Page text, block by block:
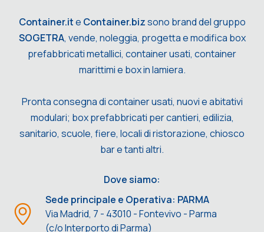
Container.ite Container.bizsono brand del gruppo
SOGETRA, vende, noleggia, progetta e modifica box
prefabbricati metallici, container usati, container
marittimi e box in lamiera.
Pronta consegna di container usati, nuovi e abitativi
modulari; box prefabbricati per cantieri, edilizia,
sanitario, scuole, fiere, locali di ristorazione, chiosco
bar e tanti altri.
Dove siamo:
Sede principale e Operativa: PARMA
Via Madrid, 7 - 43010 - Fontevivo - Parma
(c/o Interporto di Parma)